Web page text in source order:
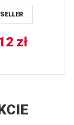
00) PROX
zł